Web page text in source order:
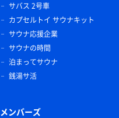
サバス 2号車
カプセルトイ サウナキット
サウナ応援企業
サウナの時間
泊まってサウナ
銭湯サ活
メンバーズ